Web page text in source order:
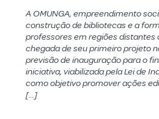
A OMUNGA, empreendimento
construção de bibliotecas e a
professores em regiões distantes
chegada de seu primeiro projeto
previsão de inauguração para o
iniciativa, viabilizada pela Lei de
como objetivo promover ações
[…]